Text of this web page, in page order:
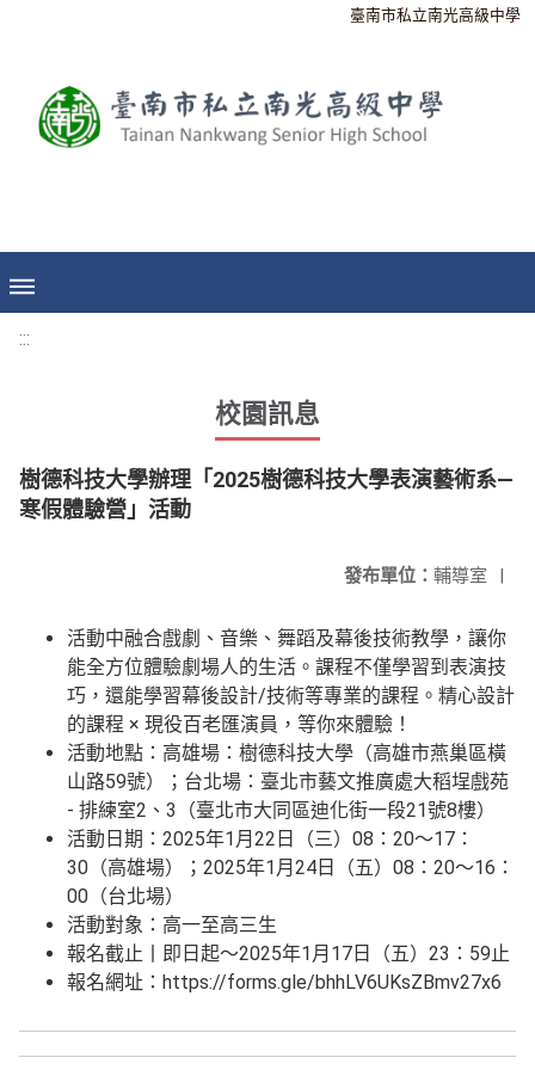
臺南市私立南光高級中學
:::
校園訊息
樹德科技大學辦理「2025樹德科技大學表演藝術系—
寒假體驗營」活動
發布單位： 輔導室 |
活動中融合戲劇、音樂、舞蹈及幕後技術教學，讓你
能全方位體驗劇場人的生活。課程不僅學習到表演技
巧，還能學習幕後設計/技術等專業的課程。精心設計
的課程 × 現役百老匯演員，等你來體驗！
活動地點：高雄場：樹德科技大學（高雄市燕巢區橫
山路59號）；台北場：臺北市藝文推廣處大稻埕戲苑
- 排練室2、3（臺北市大同區迪化街一段21號8樓）
活動日期：2025年1月22日（三）08：20～17：
30（高雄場）；2025年1月24日（五）08：20～16：
00（台北場）
活動對象：高一至高三生
報名截止丨即日起～2025年1月17日（五）23：59止
報名網址：https://forms.gle/bhhLV6UKsZBmv27x6